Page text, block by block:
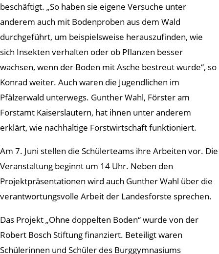
beschäftigt. „So haben sie eigene Versuche unter
anderem auch mit Bodenproben aus dem Wald
durchgeführt, um beispielsweise herauszufinden, wie
sich Insekten verhalten oder ob Pflanzen besser
wachsen, wenn der Boden mit Asche bestreut wurde“, so
Konrad weiter. Auch waren die Jugendlichen im
Pfälzerwald unterwegs. Gunther Wahl, Förster am
Forstamt Kaiserslautern, hat ihnen unter anderem
erklärt, wie nachhaltige Forstwirtschaft funktioniert.
Am 7. Juni stellen die Schülerteams ihre Arbeiten vor. Die
Veranstaltung beginnt um 14 Uhr. Neben den
Projektpräsentationen wird auch Gunther Wahl über die
verantwortungsvolle Arbeit der Landesforste sprechen.
Das Projekt „Ohne doppelten Boden“ wurde von der
Robert Bosch Stiftung finanziert. Beteiligt waren
Schülerinnen und Schüler des Burggymnasiums